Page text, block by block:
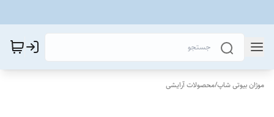
موژان بیوتی شاپ/محصولات آرایشی